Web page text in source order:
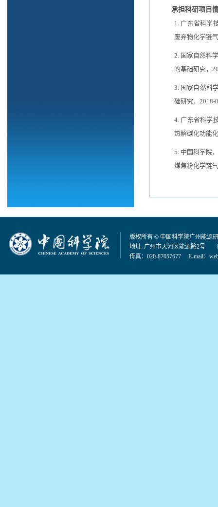
承担科研项目
1. 广东省科学
废弃物化学链
2. 国家自然科
的基础研究，
3. 国家自然科
础研究， 2018-
4. 广东省科学
热解碳化功能
5. 中国科学院
煤焦粉化学链
版权所有 © 中国科学院广州能源
地址: 广州市天河区能源路2号
传真：020-87057677 E-mail：